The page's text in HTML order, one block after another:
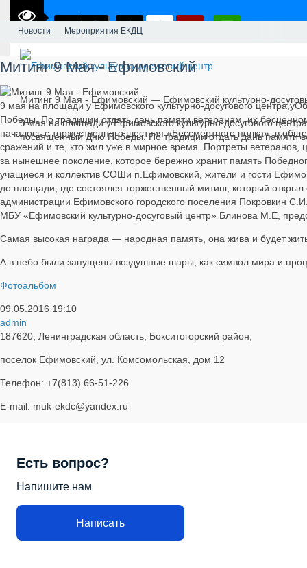
Митинг 9 Мая - Ефимовский — Ефимовский культурно-
9 мая на площади у Ефимовского культурно-досугового
посвященный Дню Победы. По традиции отдать дань памяти
Новости Мероприятия ЕКДЦ
Митинг 9 Мая - Ефимовский
9 мая на площади у Ефимовского культурно-досугового
Победы. По традиции отдать дань памяти ветеранам, их
началось с торжественного шествия «Бессмертного полка», в
сражений и те, кто жил уже в мирное время. Портреты ветеранов,
за нынешнее поколение, которое бережно хранит память
учащиеся и коллектив СОШи п.Ефимовский, жители и гости
до площади, где состоялся торжественный митинг, который
администрации Ефимовского городского поселения Покровкин
МБУ «Ефимовский культурно-досуговый центр» Блинова М.Е,
Самая высокая награда — народная память, она жива и будет
А в небо были запущены воздушные шары, как символ мира и
Фотоальбом
09.05.2016 19:10
admin
187620, Ленинградская область, Бокситогорский район,
поселок Ефимовский, ул. Комсомольская, дом 12
Телефон: +7(813) 66-51-226
E-mail: muk-ekdc@yandex.ru
Есть вопрос?
Напишите нам
Написать